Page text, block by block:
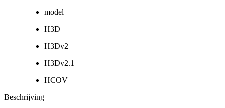
model
H3D
H3Dv2
H3Dv2.1
HCOV
Beschrijving